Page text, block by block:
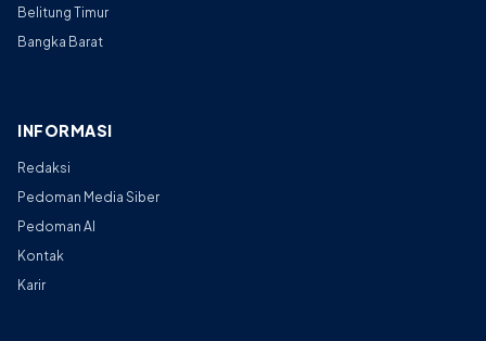
Belitung Timur
Bangka Barat
INFORMASI
Redaksi
Pedoman Media Siber
Pedoman AI
Kontak
Karir